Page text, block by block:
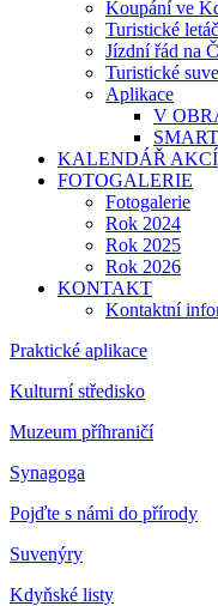
Koupání ve
Turistické
Jízdní řád na
Turistické
Aplikace
V
KALENDÁŘ AKCÍ
FOTOGALERIE
Fotogalerie
Rok 2024
Rok 2025
Rok 2026
KONTAKT
Kontaktní
Praktické aplikace
Kulturní středisko
Muzeum příhraničí
Synagoga
Pojďte s námi do přírody
Suvenýry
Kdyňské listy